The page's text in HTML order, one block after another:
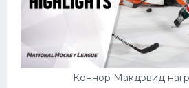
Коннор Макдэвид